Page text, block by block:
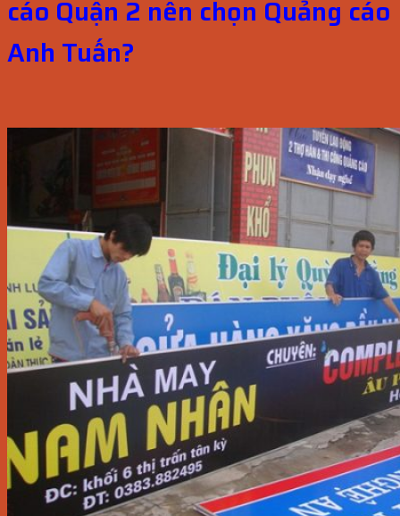
cáo Quận 2 nên chọn Quảng cáo
Anh Tuấn?